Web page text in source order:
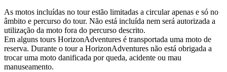
As motos incluídas no tour estão limitadas a circular apenas e só no
âmbito e percurso do tour. Não está incluída nem será autorizada a
utilização da moto fora do percurso descrito.
Em alguns tours HorizonAdventures é transportada uma moto de
reserva. Durante o tour a HorizonAdventures não está obrigada a
trocar uma moto danificada por queda, acidente ou mau
manuseamento.